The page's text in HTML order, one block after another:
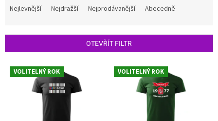
í
Nejlevnější Nejdražší Nejprodávanější Abecedně
OTEVŘÍT FILTR
V VOLITELNÝ ROK VOLITELNÝ ROK